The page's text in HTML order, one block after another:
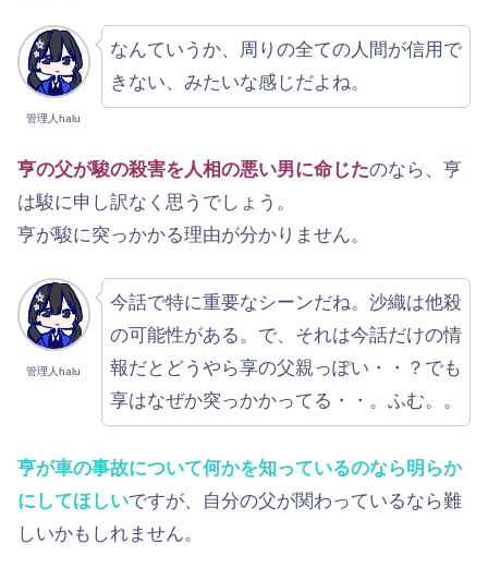
管理人halu
なんていうか、周りの全ての人間が信用で
きない、みたいな感じだよね。
亨の父が駿の殺害を人相の悪い男に命じたのなら、亨
は駿に申し訳なく思うでしょう。
亨が駿に突っかかる理由が分かりません。
管理人halu
今話で特に重要なシーンだね。沙織は他殺
の可能性がある。で、それは今話だけの情
報だとどうやら享の父親っぽい・・？でも
享はなぜか突っかかってる・・。ふむ。。
亨が車の事故について何かを知っているのなら明らか
にしてほしいですが、自分の父が関わっているなら難
しいかもしれません。